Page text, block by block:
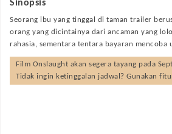
Sinopsis
Seorang ibu yang tinggal di taman trailer
orang yang dicintainya dari ancaman yang
rahasia, sementara tentara bayaran mencoba
Film Onslaught akan segera tayang pada
Tidak ingin ketinggalan jadwal? Gunakan